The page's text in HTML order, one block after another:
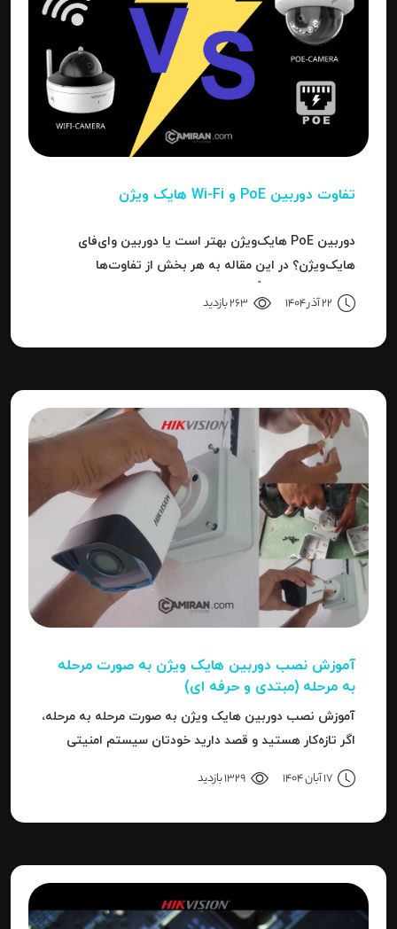
تفاوت دوربین PoE و Wi-Fi هایک‌ ویژن
دوربین PoE هایک‌ویژن بهتر است یا دوربین وای‌فای
هایک‌ویژن؟ در این مقاله به هر بخش از تفاوت‌ها
بهترین انتخاب است.
22 آذر 1404 263 بازدید
آموزش نصب دوربین هایک‌ ویژن به صورت مرحله‌
به‌ مرحله (مبتدی و حرفه ای)
آموزش نصب دوربین هایک‌ ویژن به صورت مرحله‌ به‌ مرحله،
اگر تازه‌کار هستید و قصد دارید خودتان سیستم امنیتی
دقیق‌تری را بدانید، این مقاله برای شما نوشته شده است.
17 آبان 1404 1329 بازدید